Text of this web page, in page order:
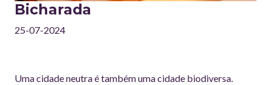
Bicharada
25-07-2024
Uma cidade neutra é também uma cidade biodiversa.